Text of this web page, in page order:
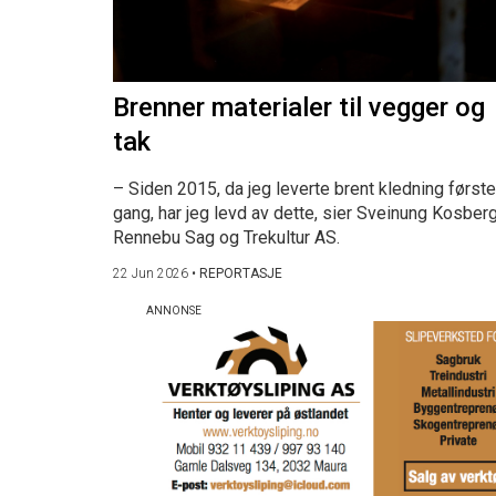
Brenner materialer til vegger og
tak
– Siden 2015, da jeg leverte brent kledning første
gang, har jeg levd av dette, sier Sveinung
Rennebu Sag og Trekultur AS.
22 Jun 2026 • REPORTASJE